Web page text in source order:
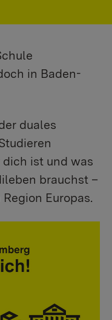
in Baden-
duales
ist und was
brauchst –
Europas.